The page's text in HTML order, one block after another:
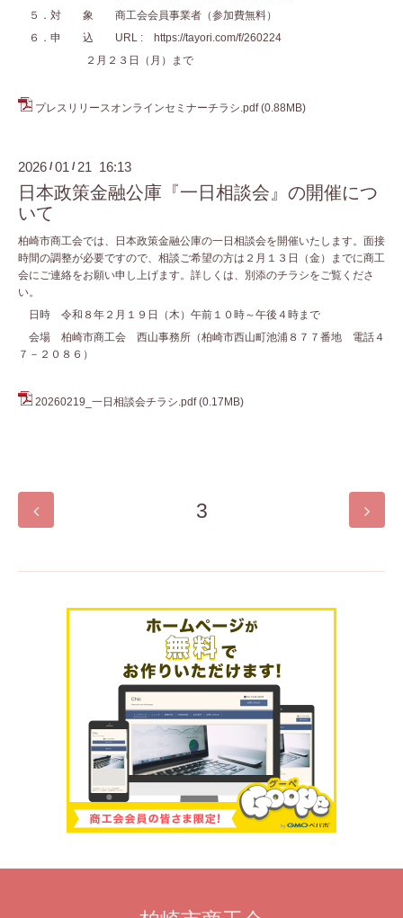
５．対 象 商工会会員事業者（参加費無料）
６．申 込 URL : https://tayori.com/f/260224
２月２３日（月）まで
プレスリリースオンラインセミナーチラシ.pdf (0.88MB)
2026 /01 / 21 16:13
日本政策金融公庫『一日相談会』の開催につ
いて
柏崎市商工会では、日本政策金融公庫の一日相談会を開催いたします。面接
時間の調整が必要ですので、相談ご希望の方は２月１３日（金）までに商工
会にご連絡をお願い申し上げます。詳しくは、別添のチラシをご覧くださ
い。
日時 令和８年２月１９日（木）午前１０時～午後４時まで
会場 柏崎市商工会 西山事務所（柏崎市西山町池浦８７７番地 電話４
７－２０８６）
20260219_一日相談会チラシ.pdf (0.17MB)
3